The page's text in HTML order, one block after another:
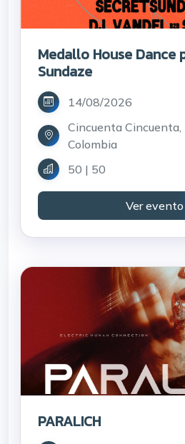
Medallo House Dance
Sundaze
14/08/2026
Cincuenta Cincuenta,
Colombia
50 | 50
Ver evento
PARALICH